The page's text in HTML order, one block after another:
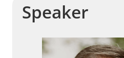
Speaker